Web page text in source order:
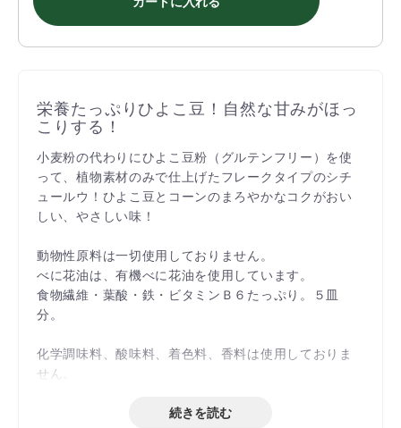
栄養たっぷりひよこ豆！自然な甘みがほっ
こりする！
小麦粉の代わりにひよこ豆粉（グルテンフリー）を使
って、植物素材のみで仕上げたフレークタイプのシチ
ュールウ！ひよこ豆とコーンのまろやかなコクがおい
しい、やさしい味！
動物性原料は一切使用しておりません。
べに花油は、有機べに花油を使用しています。
食物繊維・葉酸・鉄・ビタミンＢ６たっぷり。５皿
分。
化学調味料、酸味料、着色料、香料は使用しておりま
せん。
続きを読む